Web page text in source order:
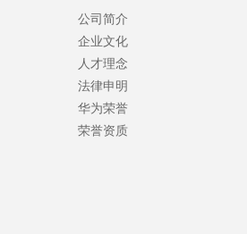
公司简介
企业文化
人才理念
法律申明
华为荣誉
荣誉资质